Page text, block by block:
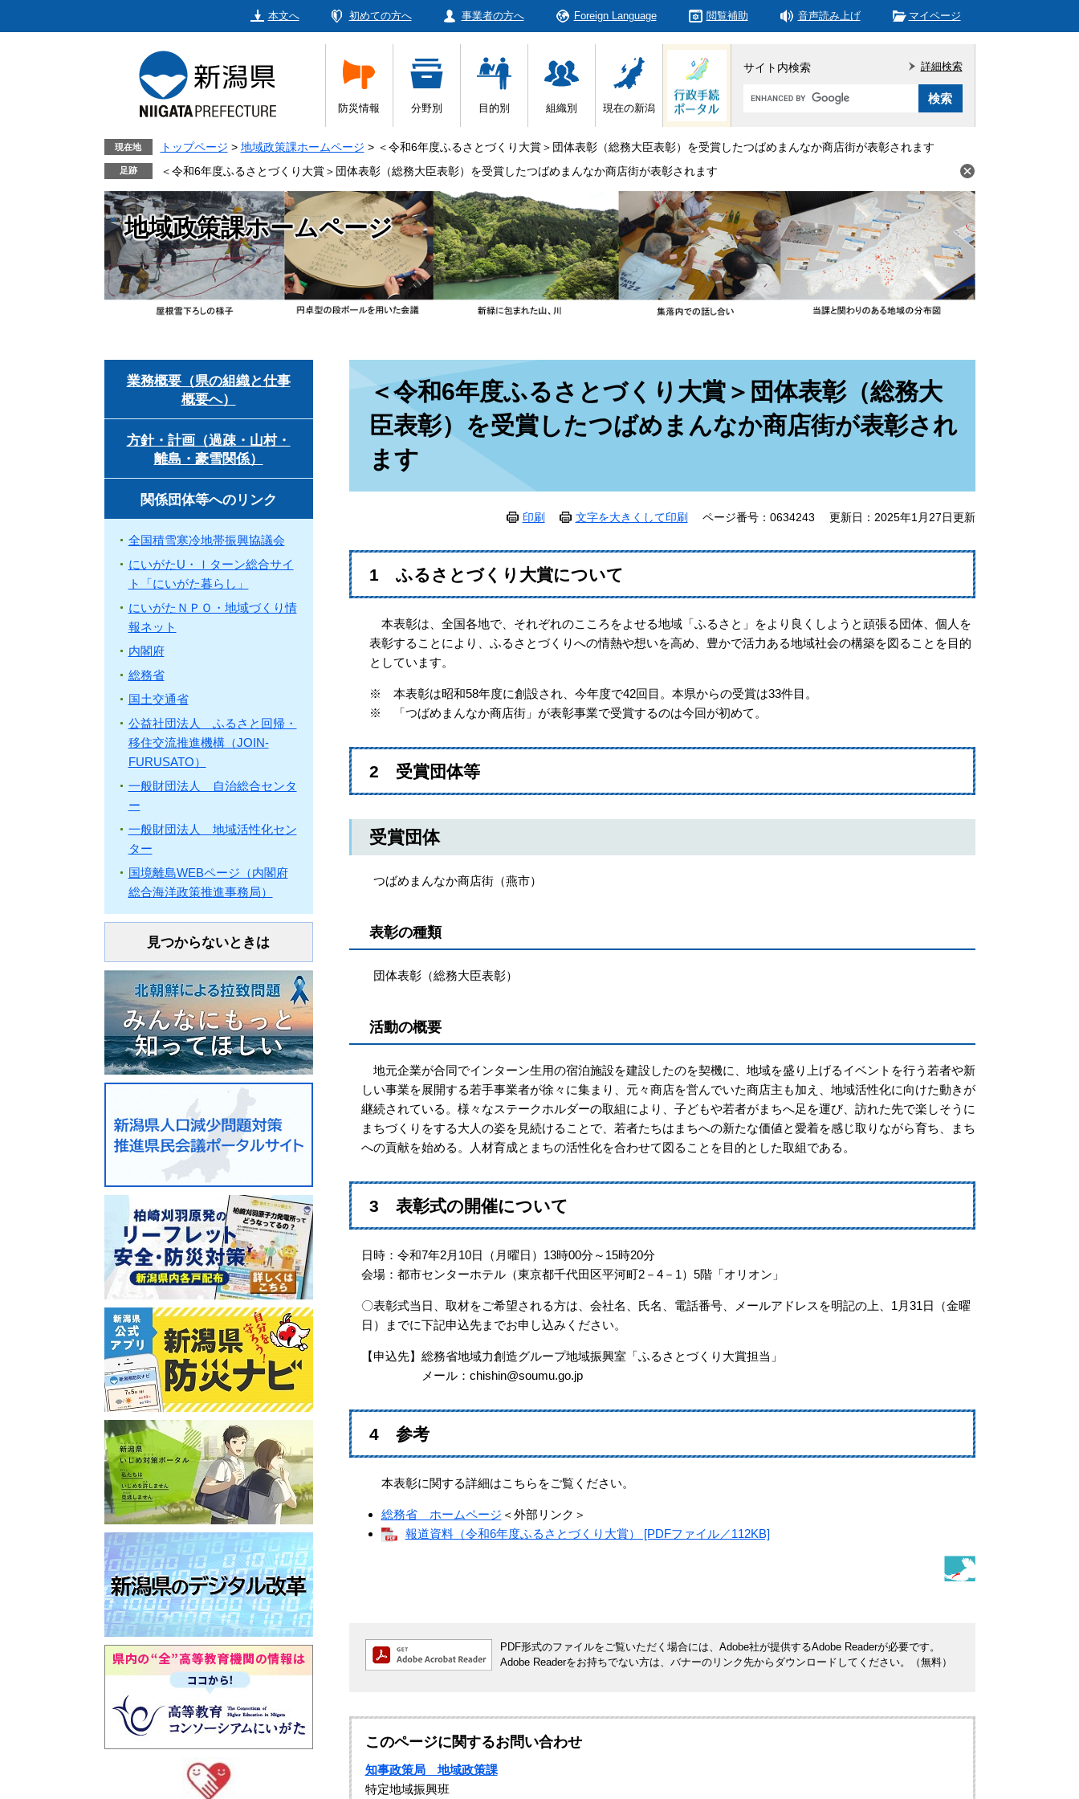
本文へ 初めての方へ 事業者の方へ Foreign Language 閲覧補助 音声読み上げ マイページ
防災情報 分野別 目的別 組織別 現在の新潟
サイト内検索
Google
索
詳細検索
現在地 トップページ > 地域政策課ホームページ > ＜令和6年度ふるさとづくり大賞＞団体表彰（総務大臣表彰）を受賞したつばめまんなか商店街が表彰されます
＜令和6年度ふるさとづくり大賞＞団体表彰（総務大臣表彰）を受賞したつばめまんなか商店街が表彰されます
地域政策課ホームページ
＜令和6年度ふるさとづくり大賞＞団体表彰（総務大
臣表彰）を受賞したつばめまんなか商店街が表彰され
ます
印刷 文字を大きくして印刷 ページ番号：0634243 更新日：2025年1月27日更新
1 ふるさとづくり大賞について
本表彰は、全国各地で、それぞれのこころをよせる地域「ふるさと」をより良くしようと頑張る団体、個人を
表彰することにより、ふるさとづくりへの情熱や想いを高め、豊かで活力ある地域社会の構築を図ることを目的
としています。
※ 本表彰は昭和58年度に創設され、今年度で42回目。本県からの受賞は33件目。
※ 「つばめまんなか商店街」が表彰事業で受賞するのは今回が初めて。
2 受賞団体等
受賞団体
つばめまんなか商店街（燕市）
表彰の種類
団体表彰（総務大臣表彰）
活動の概要
地元企業が合同でインターン生用の宿泊施設を建設したのを契機に、地域を盛り上げるイベントを行う若者や新
しい事業を展開する若手事業者が徐々に集まり、元々商店を営んでいた商店主も加え、地域活性化に向けた動きが
継続されている。様々なステークホルダーの取組により、子どもや若者がまちへ足を運び、訪れた先で楽しそうに
まちづくりをする大人の姿を見続けることで、若者たちはまちへの新たな価値と愛着を感じ取りながら育ち、まち
への貢献を始める。人材育成とまちの活性化を合わせて図ることを目的とした取組である。
3 表彰式の開催について
日時：令和7年2月10日（月曜日）13時00分～15時20分
会場：都市センターホテル（東京都千代田区平河町2－4－1）5階「オリオン」
〇表彰式当日、取材をご希望される方は、会社名、氏名、電話番号、メールアドレスを明記の上、1月31日（金曜
日）までに下記申込先までお申し込みください。
【申込先】総務省地域力創造グループ地域振興室「ふるさとづくり大賞担当」
​ メール：chishin@soumu.go.jp
4 参考
本表彰に関する詳細はこちらをご覧ください。
総務省 ホームページ ＜外部リンク＞
報道資料（令和6年度ふるさとづくり大賞） [PDFファイル／112KB]
PDF形式のファイルをご覧いただく場合には、Adobe社が提供するAdobe Readerが必要です。
Adobe Readerをお持ちでない方は、バナーのリンク先からダウンロードしてください。（無料）
このページに関するお問い合わせ
知事政策局 地域政策課
特定地域振興班
業務概要（県の組織と仕事
概要へ）
方針・計画（過疎・山村・
離島・豪雪関係）
関係団体等へのリンク
全国積雪寒冷地帯振興協議会
にいがたU・Ｉターン総合サイ
ト「にいがた暮らし」
にいがたＮＰＯ・地域づくり情
報ネット
内閣府
総務省
国土交通省
公益社団法人 ふるさと回帰・
移住交流推進機構（JOIN-
FURUSATO）
一般財団法人 自治総合センタ
ー
一般財団法人 地域活性化セン
ター
国境離島WEBページ（内閣府
総合海洋政策推進事務局）
見つからないときは